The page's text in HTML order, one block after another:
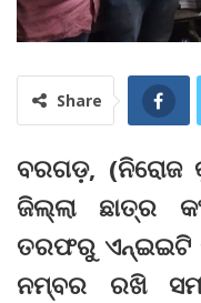
Share
ବରଗଡ଼, (ନିରୋଜ
ଜିଲ୍ଲା ଛାତ୍ର
ତରଫରୁ ଏନ୍‌ଇଇଟି
ନମ୍ବର ରଖି